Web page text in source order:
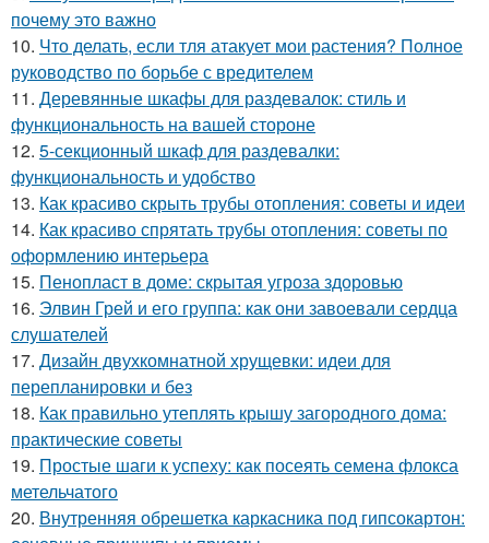
почему это важно
10. Что делать, если тля атакует мои растения? Полное
руководство по борьбе с вредителем
11. Деревянные шкафы для раздевалок: стиль и
функциональность на вашей стороне
12. 5-секционный шкаф для раздевалки:
функциональность и удобство
13. Как красиво скрыть трубы отопления: советы и идеи
14. Как красиво спрятать трубы отопления: советы по
оформлению интерьера
15. Пенопласт в доме: скрытая угроза здоровью
16. Элвин Грей и его группа: как они завоевали сердца
слушателей
17. Дизайн двухкомнатной хрущевки: идеи для
перепланировки и без
18. Как правильно утеплять крышу загородного дома:
практические советы
19. Простые шаги к успеху: как посеять семена флокса
метельчатого
20. Внутренняя обрешетка каркасника под гипсокартон: